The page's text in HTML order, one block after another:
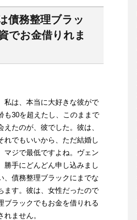
債務整理ブラッ
でお金借りれま
私は、本当に大好きな彼がで
も30を超えたし、このままで
たのが、彼でした。彼は、
れでもいいから、ただ結婚し
マジで最低ですよね。ヴェン
勝手にどんどん申し込みまし
、債務整理ブラックにまでな
ます。彼は、女性だったので
ブラックでもお金を借りれる
ません。